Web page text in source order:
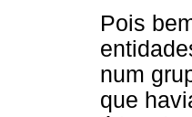
Pois
num
que